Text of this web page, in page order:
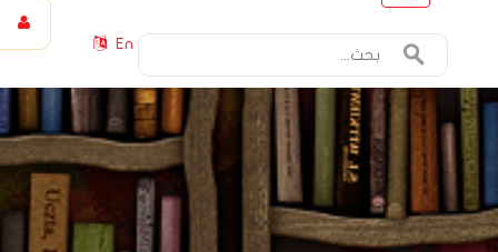
navigation
En